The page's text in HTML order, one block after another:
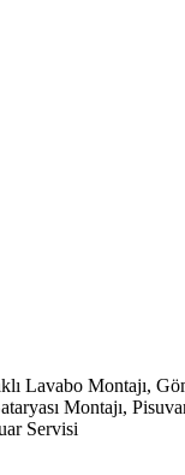
Lavabo Montajı,
Montajı,
Servisi